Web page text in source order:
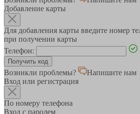
Добавление карты
Для добавления карты введите номер
при получении карты
Телефон:
Возникли проблемы?
Напишите нам
Вход или регистрация
По номеру телефона
Вход с паролем